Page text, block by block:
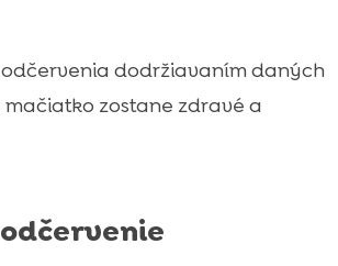
odčervenia dodržiavaním daných
mačiatko zostane zdravé a